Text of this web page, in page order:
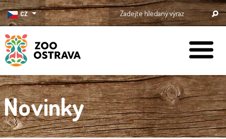
CZ
ZOO Ostrava
Novinky